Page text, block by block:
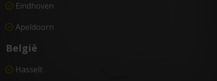
Eindhoven
Apeldoorn
België
Hasselt